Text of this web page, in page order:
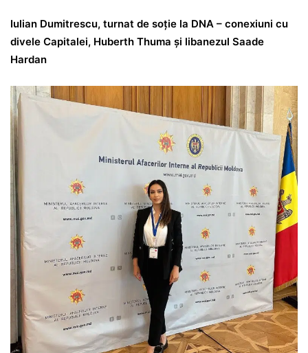
Iulian Dumitrescu, turnat de soție la DNA – conexiuni cu
divele Capitalei, Huberth Thuma și libanezul Saade
Hardan